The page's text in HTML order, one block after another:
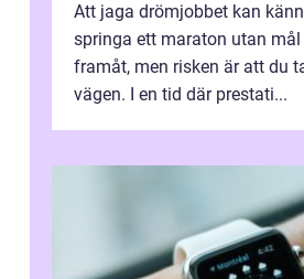
Att jaga drömjobbet kan
springa ett maraton utan
framåt, men risken är att du
vägen. I en tid där prestati...